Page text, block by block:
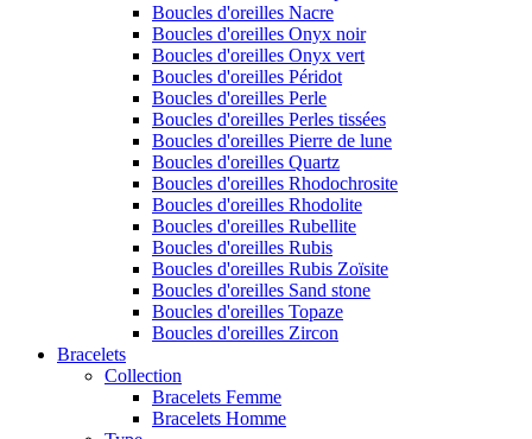
Boucles d'oreilles Nacre
Boucles d'oreilles Onyx noir
Boucles d'oreilles Onyx vert
Boucles d'oreilles Péridot
Boucles d'oreilles Perle
Boucles d'oreilles Perles tissées
Boucles d'oreilles Pierre de lune
Boucles d'oreilles Quartz
Boucles d'oreilles Rhodochrosite
Boucles d'oreilles Rhodolite
Boucles d'oreilles Rubellite
Boucles d'oreilles Rubis
Boucles d'oreilles Rubis Zoïsite
Boucles d'oreilles Sand stone
Boucles d'oreilles Topaze
Boucles d'oreilles Zircon
Bracelets
Collection
Bracelets Femme
Bracelets Homme